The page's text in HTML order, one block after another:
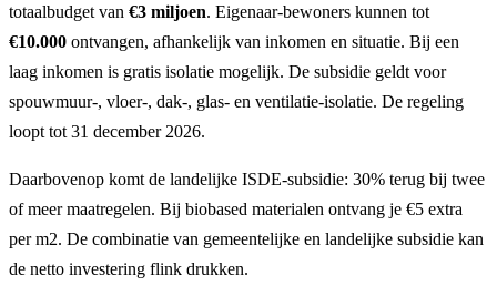
totaalbudget van €3 miljoen. Eigenaar-bewoners kunnen tot
€10.000 ontvangen, afhankelijk van inkomen en situatie. Bij een
laag inkomen is gratis isolatie mogelijk. De subsidie geldt voor
spouwmuur-, vloer-, dak-, glas- en ventilatie-isolatie. De regeling
loopt tot 31 december 2026.
Daarbovenop komt de landelijke ISDE-subsidie: 30% terug bij twee
of meer maatregelen. Bij biobased materialen ontvang je €5 extra
per m2. De combinatie van gemeentelijke en landelijke subsidie kan
de netto investering flink drukken.